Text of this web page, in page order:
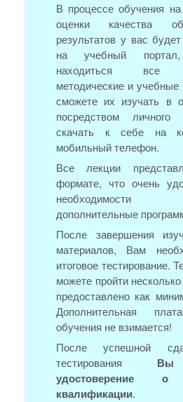
В процессе обучения
оценки качества
результатов у вас
на учебный
находиться все
методические и
сможете их изучать в
посредством
скачать к себе на
мобильный телефон.
Все лекции
формате, что очень
необходимости
дополнительные
После завершения
материалов, Вам
итоговое тестирование.
можете пройти
предоставлено как
Дополнительная
обучения не взимается!
После успешной
тестирования Вы
удостоверение о
квалификации.